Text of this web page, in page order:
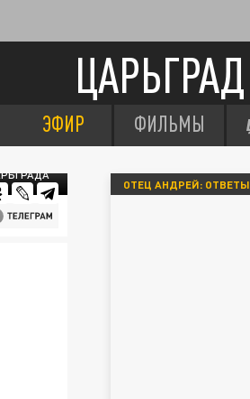
ЦАРЬГРАД
ЭФИР ФИЛЬМЫ
ОТЕЦ АНДРЕЙ: ОТВЕТЫ